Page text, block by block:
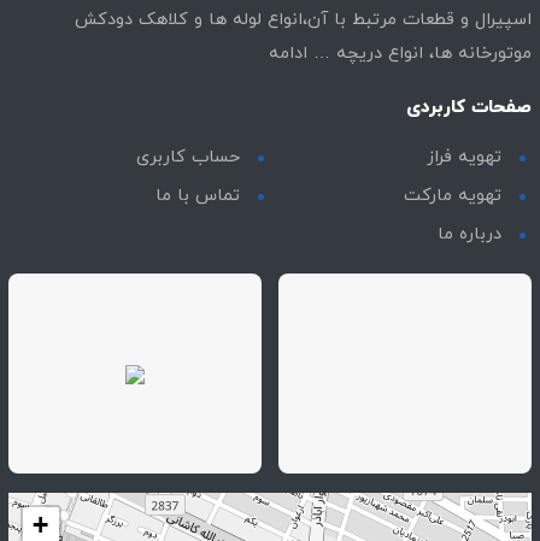
اسپیرال و قطعات مرتبط با آن،انواع لوله ها و کلاهک دودکش
موتورخانه ها، انواع دریچه … ادامه
صفحات کاربردی
تهویه فراز
حساب کاربری
تهویه مارکت
تماس با ما
درباره ما
+